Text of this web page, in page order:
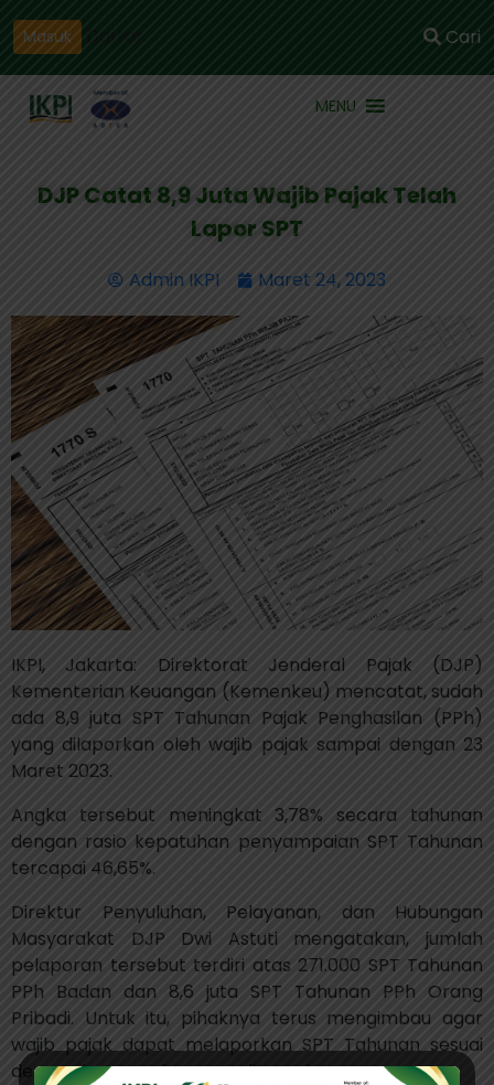
Masuk Cari
MENU
DJP Catat 8,9 Juta Wajib Pajak Telah
Lapor SPT
Admin IKPI Maret 24, 2023
IKPI, Jakarta: Direktorat Jenderal Pajak (DJP)
Kementerian Keuangan (Kemenkeu) mencatat, sudah
ada 8,9 juta SPT Tahunan Pajak Penghasilan (PPh)
yang dilaporkan oleh wajib pajak sampai dengan 23
Maret 2023.
Angka tersebut meningkat 3,78% secara tahunan
dengan rasio kepatuhan penyampaian SPT Tahunan
tercapai 46,65%.
Direktur Penyuluhan, Pelayanan, dan Hubungan
Masyarakat DJP Dwi Astuti mengatakan, jumlah
pelaporan tersebut terdiri atas 271.000 SPT Tahunan
PPh Badan dan 8,6 juta SPT Tahunan PPh Orang
Pribadi. Untuk itu, pihaknya terus mengimbau agar
wajib pajak dapat melaporkan SPT Tahunan sesuai
dengan batas waktu yang ditetapkan.